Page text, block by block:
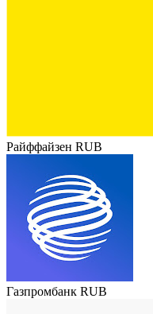
Райффайзен RUB
Газпромбанк RUB